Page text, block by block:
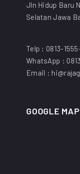
Jln Hidup Baru
Selatan Jawa
Telp : 0813-
WhatsApp :
Email :
GOOGLE